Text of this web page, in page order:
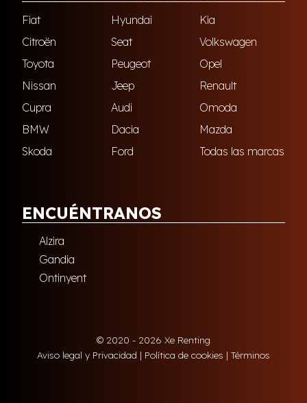
Fiat Hyundai
Kia
Citroën
Seat
Volkswagen
Toyota
Peugeot
Opel
Nissan
Jeep
Renault
Cupra
Audi
Omoda
BMW
Dacia
Mazda
Skoda
Ford Todas las marcas
ENCUÉNTRANOS
Alzira
Gandia
Ontinyent
© 2020 - 2026 Xe Renting
Aviso legal y Privacidad | Política de cookies | Términos